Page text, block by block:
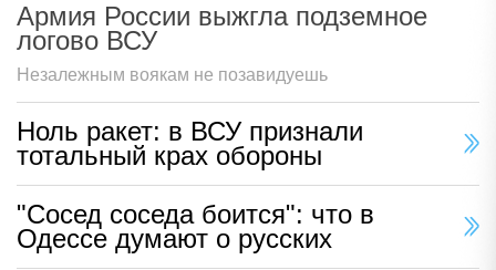
Армия России выжгла подземное
логово ВСУ
Незалежным воякам не позавидуешь
Ноль ракет: в ВСУ признали
тотальный крах обороны
"Сосед соседа боится": что в
Одессе думают о русских